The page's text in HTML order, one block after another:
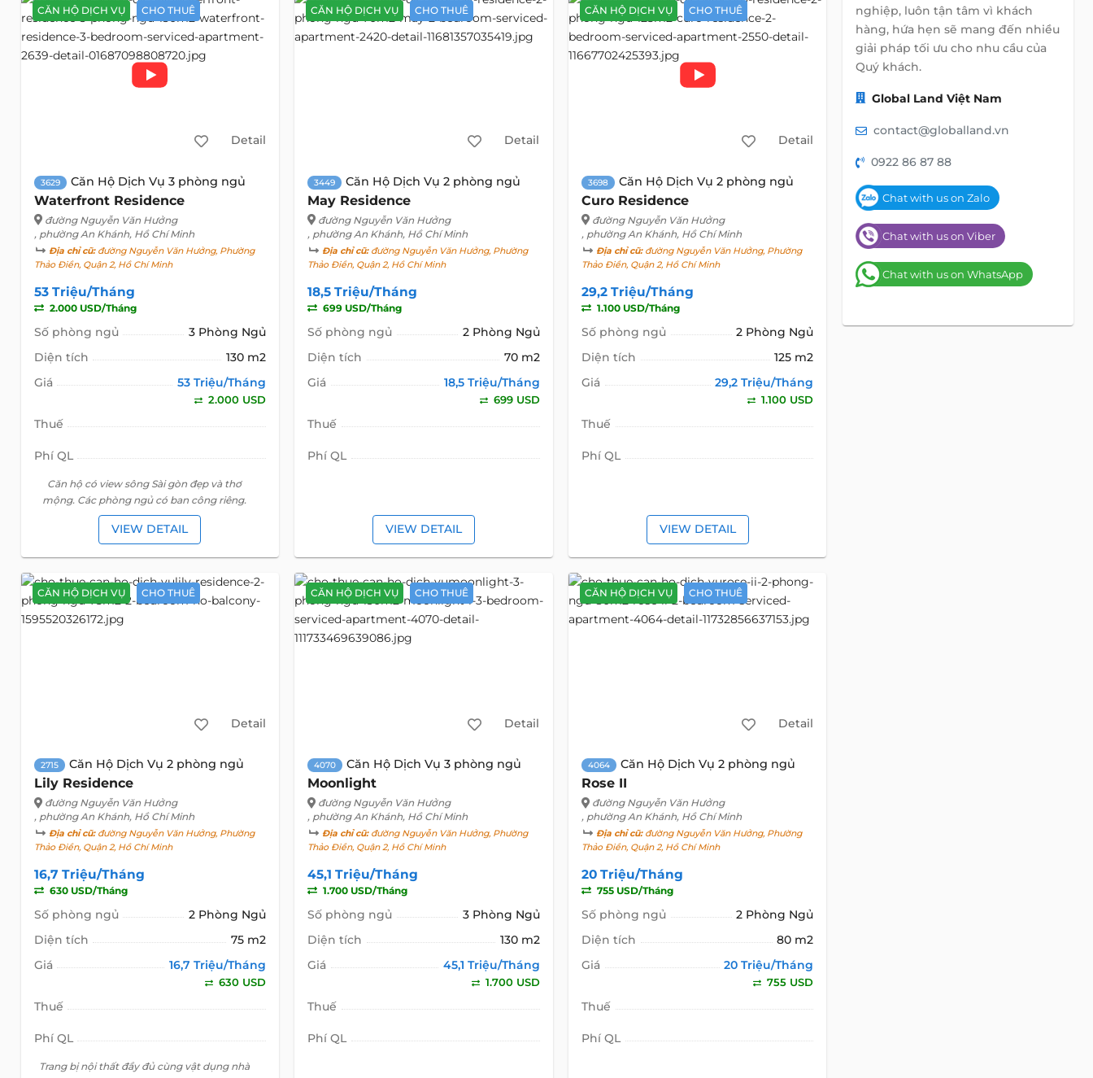
CĂN HỘ DỊCH VỤ CHO THUÊ
Detail
3629 Căn Hộ Dịch Vụ 3 phòng ngủ
Waterfront Residence
đường Nguyễn Văn Hưởng
, phường An Khánh, Hồ Chí Minh
Địa chỉ cũ:đường Nguyễn Văn Hưởng, Phường
Thảo Điền, Quận 2, Hồ Chí Minh
53 Triệu/Tháng
2.000 USD/Tháng
Số phòng ngủ
3 Phòng Ngủ
Diện tích
130 m2
Giá
53 Triệu/Tháng
2.000 USD
Thuế
Phí QL
Căn hộ có view sông Sài gòn đẹp và thơ
mộng. Các phòng ngủ có ban công riêng.
VIEW DETAIL
CĂN HỘ DỊCH VỤ CHO THUÊ
Detail
3449 Căn Hộ Dịch Vụ 2 phòng ngủ
May Residence
đường Nguyễn Văn Hưởng
, phường An Khánh, Hồ Chí Minh
Địa chỉ cũ:đường Nguyễn Văn Hưởng, Phường
Thảo Điền, Quận 2, Hồ Chí Minh
18,5 Triệu/Tháng
699 USD/Tháng
Số phòng ngủ
2 Phòng Ngủ
Diện tích
70 m2
Giá
18,5 Triệu/Tháng
699 USD
Thuế
Phí QL
VIEW DETAIL
CĂN HỘ DỊCH VỤ CHO THUÊ
Detail
3698 Căn Hộ Dịch Vụ 2 phòng ngủ
Curo Residence
đường Nguyễn Văn Hưởng
, phường An Khánh, Hồ Chí Minh
Địa chỉ cũ:đường Nguyễn Văn Hưởng, Phường
Thảo Điền, Quận 2, Hồ Chí Minh
29,2 Triệu/Tháng
1.100 USD/Tháng
Số phòng ngủ
2 Phòng Ngủ
Diện tích
125 m2
Giá
29,2 Triệu/Tháng
1.100 USD
Thuế
Phí QL
VIEW DETAIL
CĂN HỘ DỊCH VỤ CHO THUÊ
Detail
2715 Căn Hộ Dịch Vụ 2 phòng ngủ
Lily Residence
đường Nguyễn Văn Hưởng
, phường An Khánh, Hồ Chí Minh
Địa chỉ cũ:đường Nguyễn Văn Hưởng, Phường
Thảo Điền, Quận 2, Hồ Chí Minh
16,7 Triệu/Tháng
630 USD/Tháng
Số phòng ngủ
2 Phòng Ngủ
Diện tích
75 m2
Giá
16,7 Triệu/Tháng
630 USD
Thuế
Phí QL
Trang bị nội thất đầy đủ cùng vật dụng nhà
CĂN HỘ DỊCH VỤ CHO THUÊ
Detail
4070 Căn Hộ Dịch Vụ 3 phòng ngủ
Moonlight
đường Nguyễn Văn Hưởng
, phường An Khánh, Hồ Chí Minh
Địa chỉ cũ:đường Nguyễn Văn Hưởng, Phường
Thảo Điền, Quận 2, Hồ Chí Minh
45,1 Triệu/Tháng
1.700 USD/Tháng
Số phòng ngủ
3 Phòng Ngủ
Diện tích
130 m2
Giá
45,1 Triệu/Tháng
1.700 USD
Thuế
Phí QL
CĂN HỘ DỊCH VỤ CHO THUÊ
Detail
4064 Căn Hộ Dịch Vụ 2 phòng ngủ
Rose II
đường Nguyễn Văn Hưởng
, phường An Khánh, Hồ Chí Minh
Địa chỉ cũ:đường Nguyễn Văn Hưởng, Phường
Thảo Điền, Quận 2, Hồ Chí Minh
20 Triệu/Tháng
755 USD/Tháng
Số phòng ngủ
2 Phòng Ngủ
Diện tích
80 m2
Giá
20 Triệu/Tháng
755 USD
Thuế
Phí QL
nghiệp, luôn tận tâm vì khách
hàng, hứa hẹn sẽ mang đến nhiều
giải pháp tối ưu cho nhu cầu của
Quý khách.
Global Land Việt Nam
contact@globalland.vn
0922 86 87 88
Chat with us on Zalo
Chat with us on Viber
Chat with us on WhatsApp